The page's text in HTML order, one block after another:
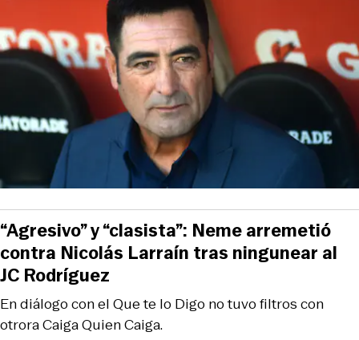
En diálogo con el Que te lo Digo no tuvo filtros con
otrora Caiga Quien Caiga.
“Agresivo” y “clasista”: Neme arremetió
contra Nicolás Larraín tras ningunear al
JC Rodríguez